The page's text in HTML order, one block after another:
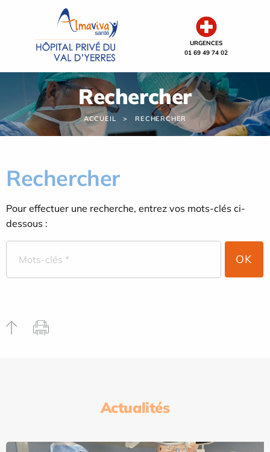
URGENCES
01 69 49 74 02
Rechercher
ACCUEIL RECHERCHER
Rechercher
Pour effectuer une recherche, entrez vos mots-clés ci-
dessous :
Actualités
Panneau de gestion des cookies